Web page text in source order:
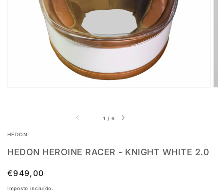
multimédia
em
destaque
vista
1 /de
6
HEDON
HEDON HEROINE RACER - KNIGHT WHITE 2.0
Preço
normal
€949,00
Imposto incluído.